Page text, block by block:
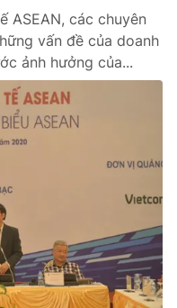
ASEAN, các chuyên
vấn đề của doanh
ảnh hưởng của...